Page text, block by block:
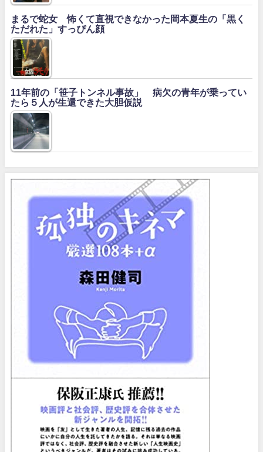
まるで蛇女 怖くて直視できなかった岡本夏生の「黒く
ただれた」すっぴん顔
11年前の「笹子トンネル事故」 病欠の青年が乗ってい
たら５人が生還できた大胆仮説